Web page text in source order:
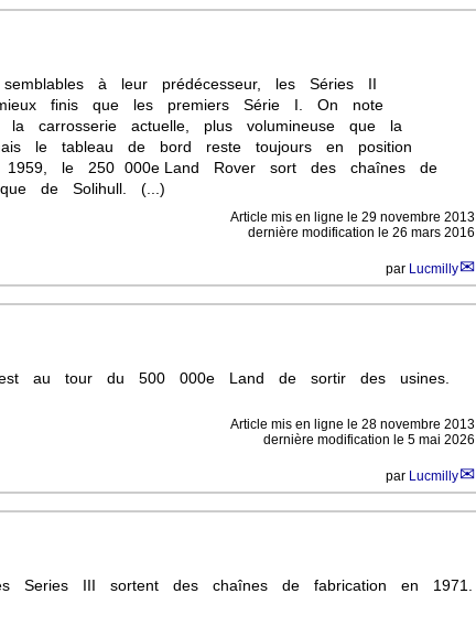
à leur prédécesseur, les Séries II
mieux finis que les premiers Série I. On note
la carrosserie actuelle, plus volumineuse que la
le tableau de bord reste toujours en position
le 250 000e Land Rover sort des chaînes de
de Solihull. (...)
Article mis en ligne le 29 novembre 2013
dernière modification le 26 mars 2016
par Lucmilly
au tour du 500 000e Land de sortir des usines.
Article mis en ligne le 28 novembre 2013
dernière modification le 5 mai 2026
par Lucmilly
Series III sortent des chaînes de fabrication en 1971.